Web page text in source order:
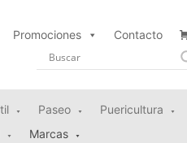
Promociones Contacto
Paseo
Puericultura
Marcas